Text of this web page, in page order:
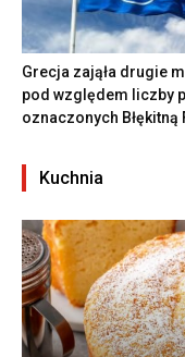
Grecja zająła drugie
pod względem liczby
oznaczonych Błękitną
Kuchnia